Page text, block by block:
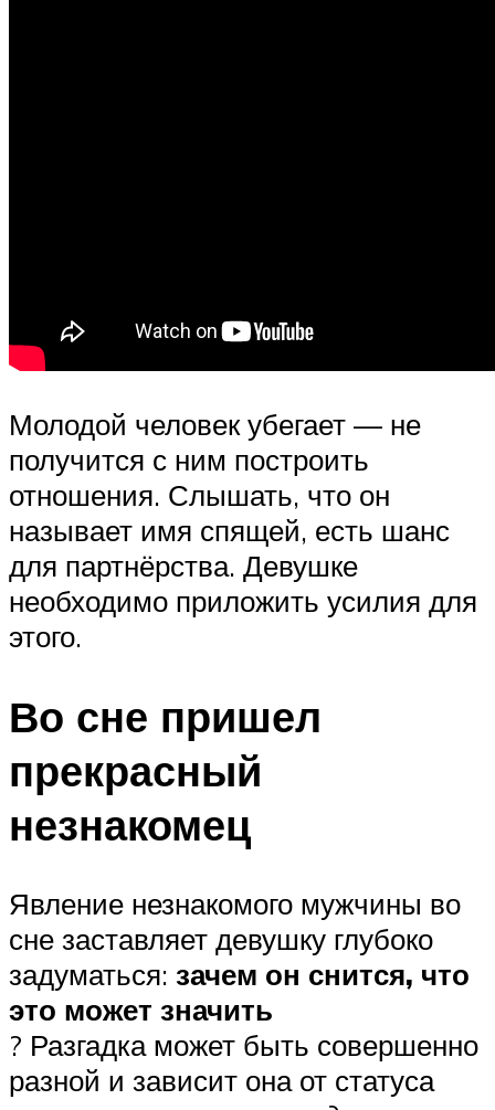
Молодой человек убегает — не
получится с ним построить
отношения. Слышать, что он
называет имя спящей, есть шанс
для партнёрства. Девушке
необходимо приложить усилия для
этого.
Во сне пришел
прекрасный
незнакомец
Явление незнакомого мужчины во
сне заставляет девушку глубоко
задуматься: зачем он снится, что
это может значить
? Разгадка может быть совершенно
разной и зависит она от статуса